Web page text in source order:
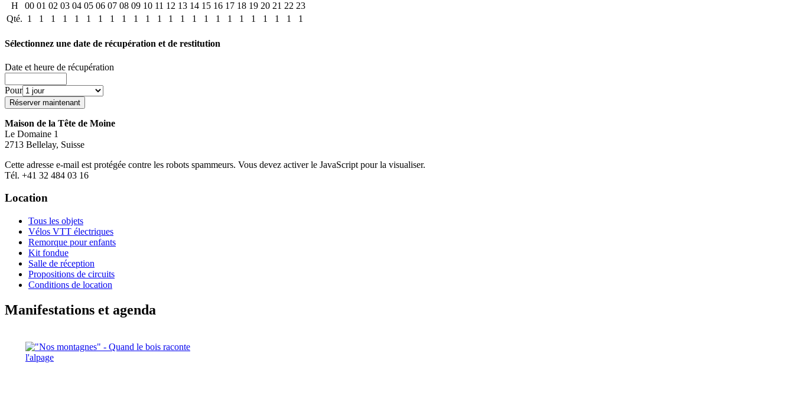
H 00 01 02 03 04 05 06 07 08 09 10 11 12 13 14 15 16 17 18 19 20 21 22 23
Qté. 1 1 1 1 1 1 1 1 1 1 1 1 1 1 1 1 1 1 1 1 1 1 1 1
Sélectionnez une date de récupération et de restitution
Date et heure de récupération
Pour
Maison de la Tête de Moine
Le Domaine 1
2713 Bellelay, Suisse
Cette adresse e-mail est protégée contre les robots spammeurs. Vous devez activer le JavaScript pour la visualiser.
Tél. +41 32 484 03 16
Location
Tous les objets
Vélos VTT électriques
Remorque pour enfants
Kit fondue
Salle de réception
Propositions de circuits
Conditions de location
Manifestations et agenda